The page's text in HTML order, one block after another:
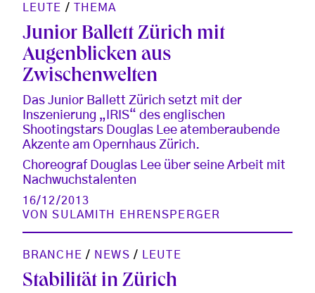
LEUTE / THEMA
Junior Ballett Zürich mit
Augenblicken aus
Zwischenwelten
Das Junior Ballett Zürich setzt mit der
Inszenierung „IRIS“ des englischen
Shootingstars Douglas Lee atemberaubende
Akzente am Opernhaus Zürich.
Choreograf Douglas Lee über seine Arbeit mit
Nachwuchstalenten
16/12/2013
VONSULAMITH EHRENSPERGER
BRANCHE / NEWS / LEUTE
Stabilität in Zürich